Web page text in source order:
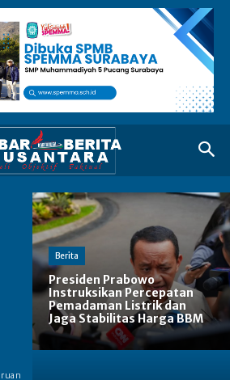
Berita
Presiden Prabowo
Instruksikan Percepatan
Pemadaman Listrik dan
Jaga Stabilitas Harga BBM